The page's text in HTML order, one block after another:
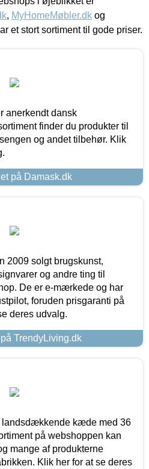
, MyHomeMøbler.dk og
et stort sortiment til gode priser.
anerkendt dansk
finder du produkter til
og andet tilbehør. Klik
på Damask.dk
2009 solgt brugskunst,
og andre ting til
De er e-mærkede og har
foruden prisgaranti på
deres udvalg.
TrendyLiving.dk
landsdækkende kæde med 36
på webshoppen kan
mange af produkterne
Klik her for at se deres